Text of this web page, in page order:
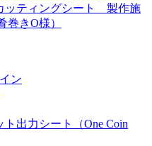
ッティングシート 製作施
巻きO様）
ン